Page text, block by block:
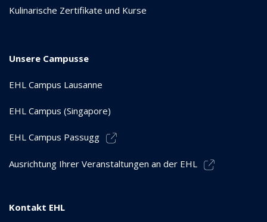
Kulinarische Zertifikate und Kurse
Unsere Campusse
EHL Campus Lausanne
EHL Campus (Singapore)
EHL Campus Passugg
Ausrichtung Ihrer Veranstaltungen an der EHL
Kontakt EHL